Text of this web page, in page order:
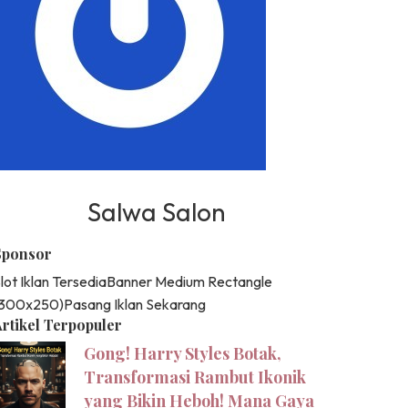
Salwa Salon
Iklan TersediaBanner Medium Rectangle
Pasang Iklan Sekarang
Terpopuler
Gong! Harry Styles Botak,
Transformasi Rambut Ikonik
yang Bikin Heboh! Mana Gaya